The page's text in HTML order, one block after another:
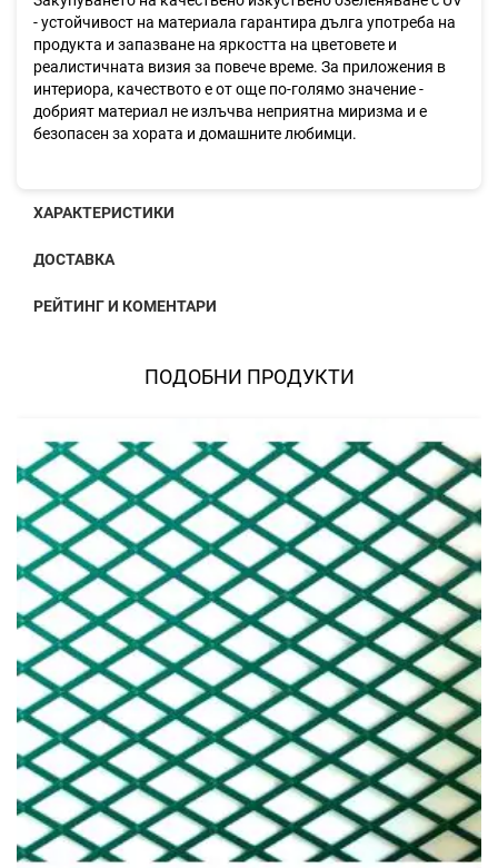
- устойчивост на материала гарантира дълга употреба на
продукта и запазване на яркостта на цветовете и
реалистичната визия за повече време. За приложения в
интериора, качеството е от още по-голямо значение -
добрият материал не излъчва неприятна миризма и е
безопасен за хората и домашните любимци.
ХАРАКТЕРИСТИКИ
ДОСТАВКА
РЕЙТИНГ И КОМЕНТАРИ
ПОДОБНИ ПРОДУКТИ